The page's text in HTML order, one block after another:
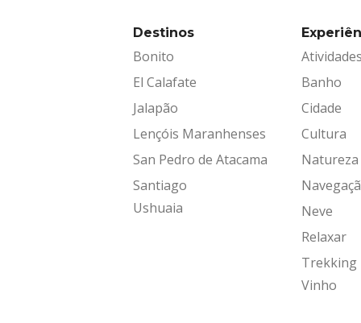
Destinos
Bonito
El Calafate
Jalapão
Lençóis Maranhenses
San Pedro de Atacama
Santiago
Ushuaia
Banho
Cidade
Cultura
Natureza
Neve
Relaxar
Trekking
Vinho